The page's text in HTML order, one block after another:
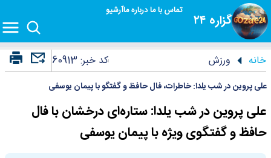
گزاره ۲۴
تماس با مادرباره ماآرشیو
خانه ورزش کد خبر: 60913
علی پروین در شب یلدا: خاطرات، فال حافظ و گفتگو با پیمان یوسفی
علی پروین در شب یلدا: ستاره‌ای درخشان با فال
حافظ و گفتگوی ویژه با پیمان یوسفی